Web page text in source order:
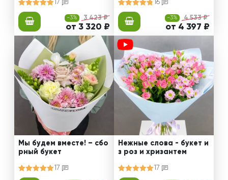
17
-3% 3 423 ₽
от 3 320 ₽
16
-3% 4 533 ₽
от 4 397 ₽
Мы будем вместе! – сбо
рный букет
17
Нежные слова - букет и
з роз и хризантем
17